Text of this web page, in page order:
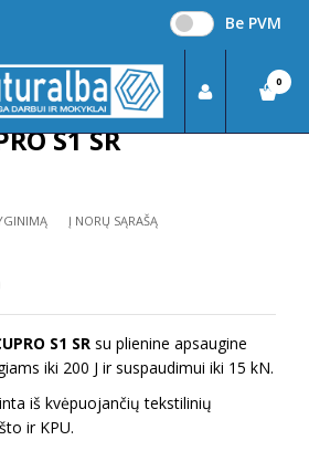
Be PVM
0
CUPRO S1 SR
BATAI
S1 SR
Į NORŲ SĄRAŠĄ
S1 SR su plienine apsaugine
iki 200 J ir suspaudimui iki 15 kN.
iš kvėpuojančių tekstilinių
ir KPU.